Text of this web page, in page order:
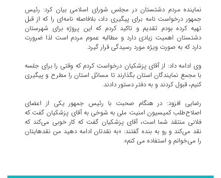
نماینده مردم دشتستان در مجلس شورای اسلامی بیان کرد: رئیس
جمهور درخواست نامه برای پیگیری داد، بلافاصله نامه‌ای را که از قبل
تهیه کرده بودم تقدیم و تاکید کردم که این پروژه برای شهرستان
دشتستان اهمیت زیادی دارد و مطالبه عموم مردم است لذا ضرورت
دارد که به صورت ویژه مورد رسیدگی قرار گیرد.
وی ادامه داد: از آقای پزشکیان درخواست کردم که وقتی را برای جلسه
با مجمع نمایندگان استان بگذارند تا مسائل استان را مطرح و پیگیری
کنیم، قبول کردند و به دفتر دستور دادند.
رضایی افزود: در هنگام صحبت با رئیس جمهور یکی از اعضای
اصلاح‌طلب کمیسیون امنیت ملی به شوخی به آقای پزشکیان گفت که
فلانی منتقد شما است، آقای پزشکیان گفت که کار خوبی می‌کند که
نقد می‌کند و رو به بنده گفتند: «به نقدتان ادامه دهید من نقدهایتان
را می‌خوانم و استفاده می کنم».